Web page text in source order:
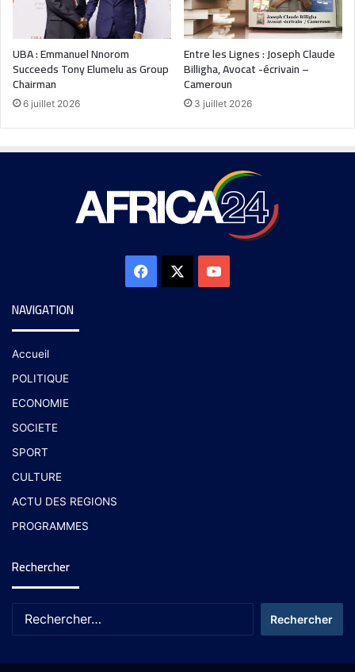
UBA : Emmanuel Nnorom
Succeeds Tony Elumelu as Group
Chairman
6 juillet 2026
Entre les Lignes : Joseph Claude
Billigha, Avocat -écrivain –
Cameroun
3 juillet 2026
NAVIGATION
Accueil
POLITIQUE
ECONOMIE
SOCIETE
SPORT
CULTURE
ACTU DES REGIONS
PROGRAMMES
Rechercher